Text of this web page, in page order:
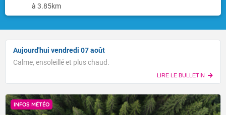
à 3.85km
Aujourd'hui vendredi 07 août
Calme, ensoleillé et plus chaud.
LIRE LE BULLETIN
INFOS MÉTÉO